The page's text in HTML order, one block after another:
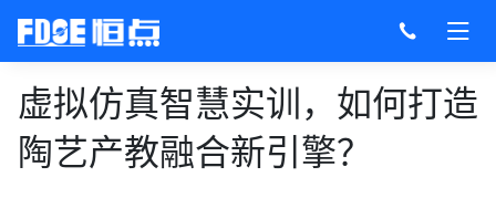
虚拟仿真智慧实训，如何打造
陶艺产教融合新引擎？